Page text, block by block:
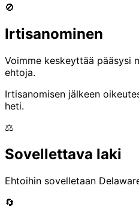
🚫
Irtisanominen
Voimme keskeyttää pääsysi
ehtoja.
Irtisanomisen jälkeen
heti.
⚖️
Sovellettava laki
Ehtoihin sovelletaan
🔄